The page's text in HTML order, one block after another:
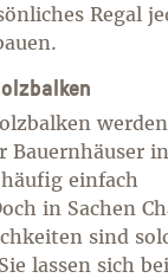
Regal
Bauernhäuser in
einfach
in Sachen
sind
lassen sich